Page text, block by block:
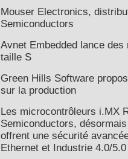
Mouser Electronics,
Semiconductors
Avnet Embedded lance
taille S
Green Hills Software
sur la production
Les microcontrôleurs i.MX
Semiconductors,
offrent une sécurité
Ethernet et Industrie 4.0/5.0